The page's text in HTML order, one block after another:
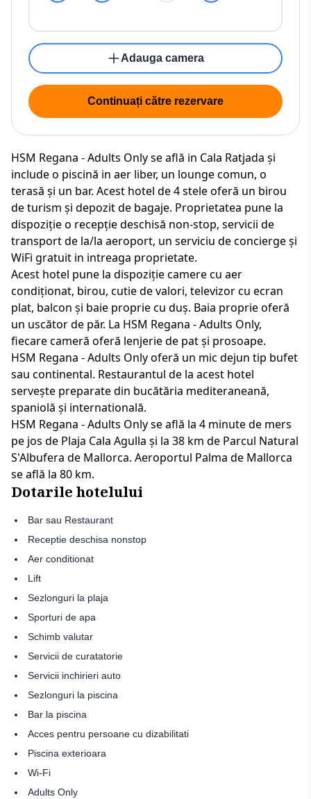
HSM Regana - Adults Only se află in Cala Ratjada și
include o piscină in aer liber, un lounge comun, o
terasă și un bar. Acest hotel de 4 stele oferă un birou
de turism și depozit de bagaje. Proprietatea pune la
dispoziție o recepție deschisă non-stop, servicii de
transport de la/la aeroport, un serviciu de concierge și
WiFi gratuit in intreaga proprietate.
Acest hotel pune la dispoziție camere cu aer
condiționat, birou, cutie de valori, televizor cu ecran
plat, balcon și baie proprie cu duș. Baia proprie oferă
un uscător de păr. La HSM Regana - Adults Only,
fiecare cameră oferă lenjerie de pat și prosoape.
HSM Regana - Adults Only oferă un mic dejun tip bufet
sau continental. Restaurantul de la acest hotel
servește preparate din bucătăria mediteraneană,
spaniolă și internatională.
HSM Regana - Adults Only se află la 4 minute de mers
pe jos de Plaja Cala Agulla și la 38 km de Parcul Natural
S'Albufera de Mallorca. Aeroportul Palma de Mallorca
se află la 80 km.
Dotarile hotelului
Bar sau Restaurant
Receptie deschisa nonstop
Aer conditionat
Lift
Sezlonguri la plaja
Sporturi de apa
Schimb valutar
Servicii de curatatorie
Servicii inchirieri auto
Sezlonguri la piscina
Bar la piscina
Acces pentru persoane cu dizabilitati
Piscina exterioara
Wi-Fi
Adults Only
Adauga camera
Continuați către rezervare